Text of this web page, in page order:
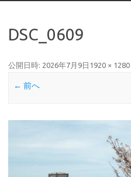
DSC_0609
公開日時: 2026年7月9日 1920 × 1280
← 前へ